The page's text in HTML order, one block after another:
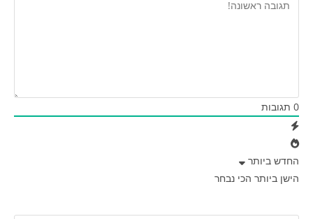
0 תגובות
החדש ביותר
הישן ביותר הכי נבחר